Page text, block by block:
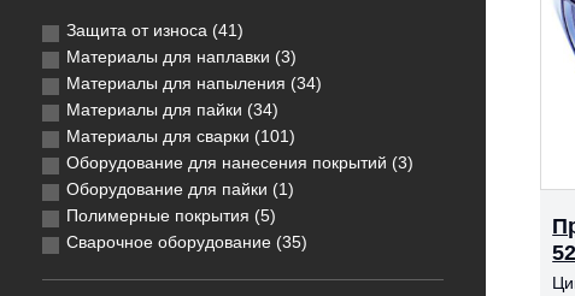
Защита от износа (41)
Материалы для наплавки (3)
Материалы для напыления (34)
Материалы для пайки (34)
Материалы для сварки (101)
Оборудование для нанесения покрытий (3)
Оборудование для пайки (1)
Полимерные покрытия (5)
Сварочное оборудование (35)